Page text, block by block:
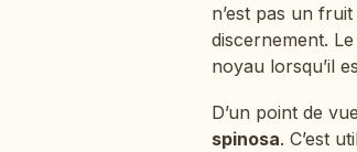
n’est pas un
discernement.
noyau lorsqu’il
D’un point de
spinosa. C’est